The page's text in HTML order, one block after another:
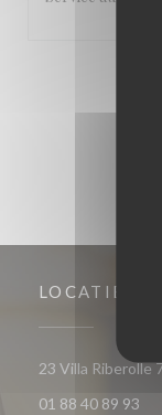
LOCATIE
23 Villa Riberolle
01 88 40 89 93